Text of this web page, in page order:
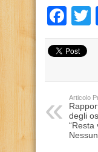
Articolo
degli
“Resta